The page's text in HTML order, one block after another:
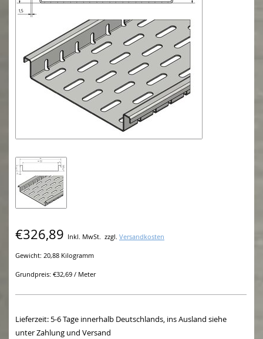
€326,89 Inkl. MwSt. zzgl. Versandkosten
Gewicht: 20,88 Kilogramm
Grundpreis: €32,69 / Meter
Lieferzeit: 5-6 Tage innerhalb Deutschlands, ins Ausland siehe
unter Zahlung und Versand